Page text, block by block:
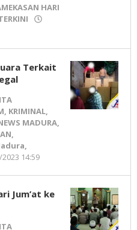
HARI
Terkait
, KRIMINAL,
MADURA,
,
,
14:59
Jum’at ke